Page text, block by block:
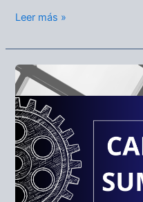
Leer más »
CADENA
DE
SUMINISTRO